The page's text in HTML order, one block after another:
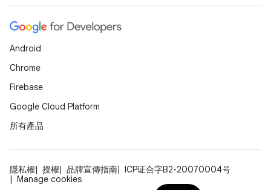
Android
Chrome
Firebase
Google Cloud Platform
所有產品
隱私權 授權 品牌宣傳指南
ICP证合字B2-20070004号
Manage cookies